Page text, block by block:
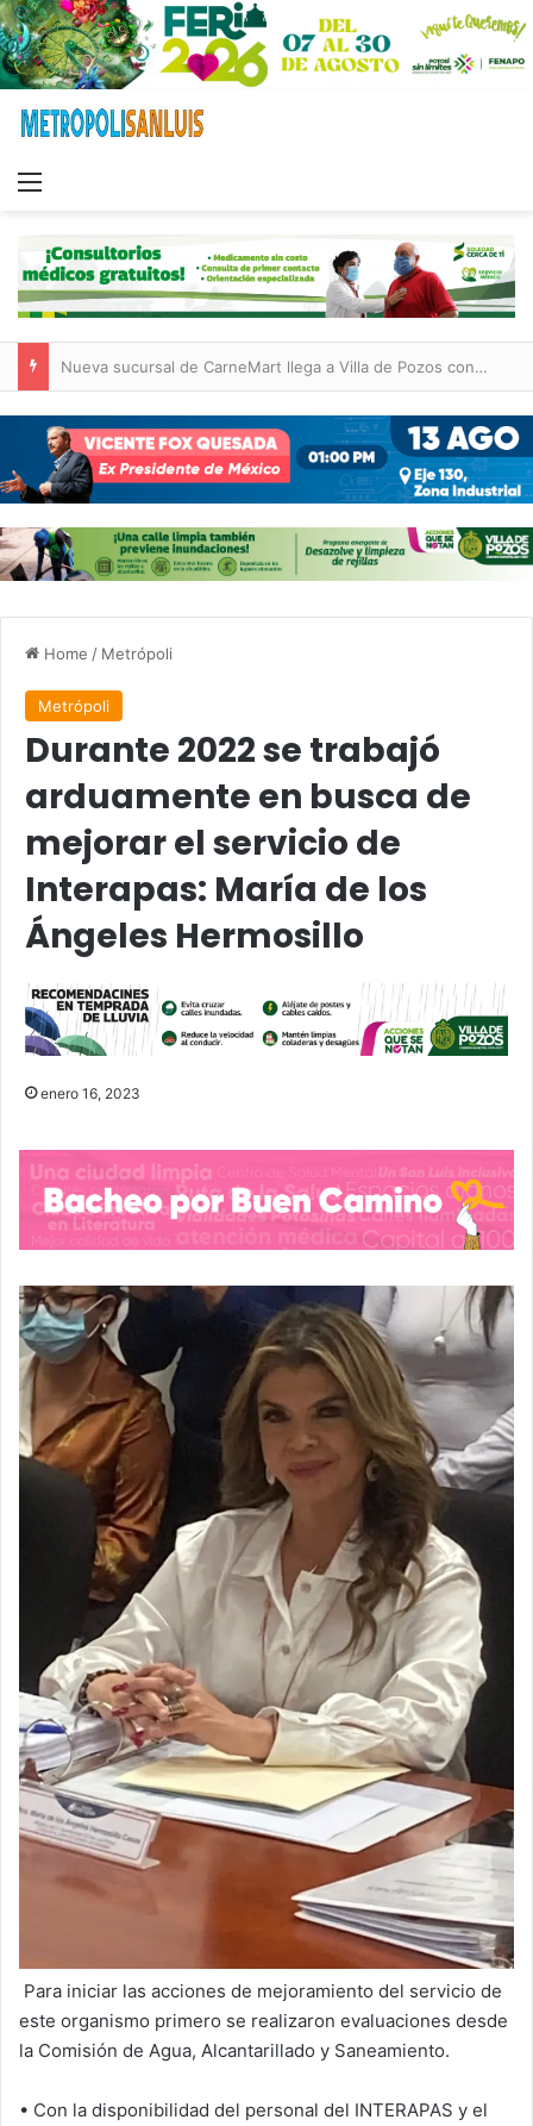
Nueva sucursal de CarneMart llega a Villa de Pozos con inversión y generación de empleos
Home / Metrópoli
Metrópoli
Durante 2022 se trabajó
arduamente en busca de
mejorar el servicio de
Interapas: María de los
Ángeles Hermosillo
enero 16, 2023
Para iniciar las acciones de mejoramiento del servicio de
este organismo primero se realizaron evaluaciones desde
la Comisión de Agua, Alcantarillado y Saneamiento.
• Con la disponibilidad del personal del INTERAPAS y el